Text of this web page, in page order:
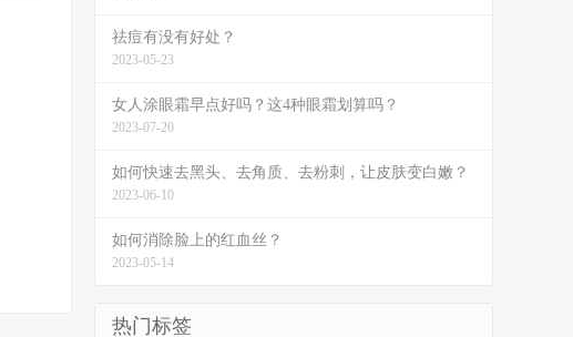
祛痘有没有好处？
2023-05-23
女人涂眼霜早点好吗？这4种眼霜划算吗？
2023-07-20
如何快速去黑头、去角质、去粉刺，让皮肤变白嫩？
2023-06-10
如何消除脸上的红血丝？
2023-05-14
热门标签